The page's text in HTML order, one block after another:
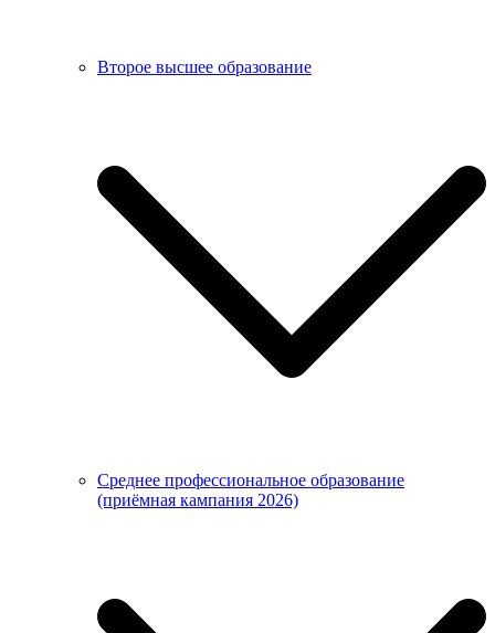
Второе высшее образование
Среднее профессиональное образование
(приёмная кампания 2026)